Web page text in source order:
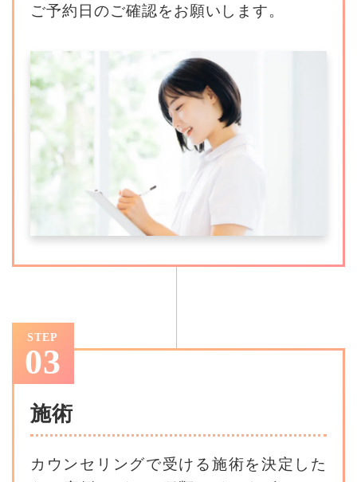
ご予約日のご確認をお願いします。
STEP
03
施術
カウンセリングで受ける施術を決定した